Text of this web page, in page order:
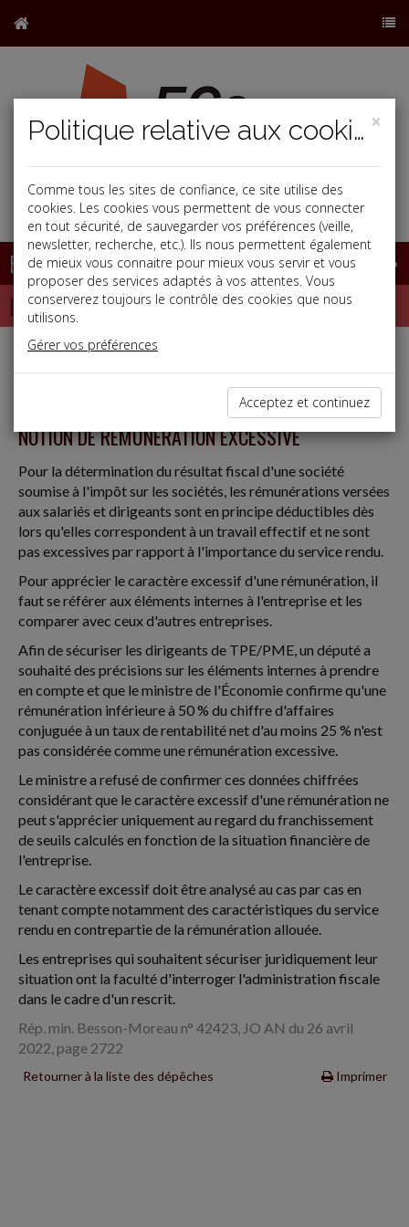
Base documentaire
Dépêches
NOTION DE RÉMUNÉRATION EXCESSIVE
Pour la détermination du résultat fiscal d'une société
soumise à l'impôt sur les sociétés, les rémunérations versées
aux salariés et dirigeants sont en principe déductibles dès
lors qu'elles correspondent à un travail effectif et ne sont
pas excessives par rapport à l'importance du service rendu.
Pour apprécier le caractère excessif d'une rémunération, il
faut se référer aux éléments internes à l'entreprise et les
comparer avec ceux d'autres entreprises.
Afin de sécuriser les dirigeants de TPE/PME, un député a
souhaité des précisions sur les éléments internes à prendre
en compte et que le ministre de l'Économie confirme qu'une
rémunération inférieure à 50 % du chiffre d'affaires
conjuguée à un taux de rentabilité net d'au moins 25 % n'est
pas considérée comme une rémunération excessive.
Le ministre a refusé de confirmer ces données chiffrées
considérant que le caractère excessif d'une rémunération ne
peut s'apprécier uniquement au regard du franchissement
de seuils calculés en fonction de la situation financière de
l'entreprise.
Le caractère excessif doit être analysé au cas par cas en
tenant compte notamment des caractéristiques du service
rendu en contrepartie de la rémunération allouée.
Les entreprises qui souhaitent sécuriser juridiquement leur
situation ont la faculté d'interroger l'administration fiscale
dans le cadre d'un rescrit.
Rép. min. Besson-Moreau n° 42423, JO AN du 26 avril
2022, page 2722
Retourner à la liste des dépêches Imprimer
×
Politique relative aux cookies
Comme tous les sites de confiance, ce site utilise des
cookies. Les cookies vous permettent de vous connecter
en tout sécurité, de sauvegarder vos préférences (veille,
newsletter, recherche, etc.). Ils nous permettent également
de mieux vous connaitre pour mieux vous servir et vous
proposer des services adaptés à vos attentes. Vous
conserverez toujours le contrôle des cookies que nous
utilisons.
Gérer vos préférences
Acceptez et continuez